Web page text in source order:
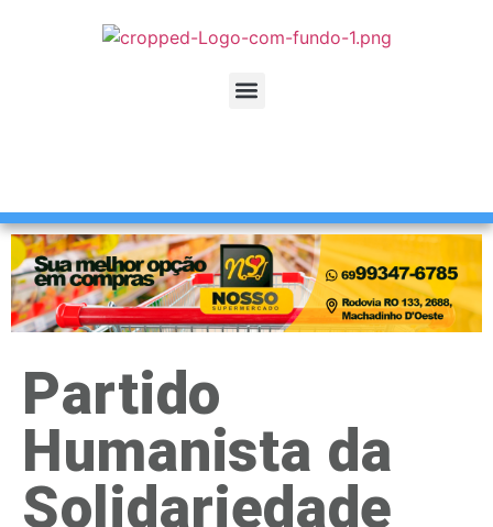
Partido
Humanista da
Solidariedade